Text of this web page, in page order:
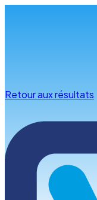
Retour aux résultats